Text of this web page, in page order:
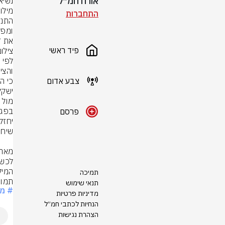
התחברות
פיד ראשי
צבע אדום
פרסם
תמיכה
תנאי שימוש
מדיניות פרטיות
הנחיות לכתבי חמ״ל
הצהרת נגישות
את
#